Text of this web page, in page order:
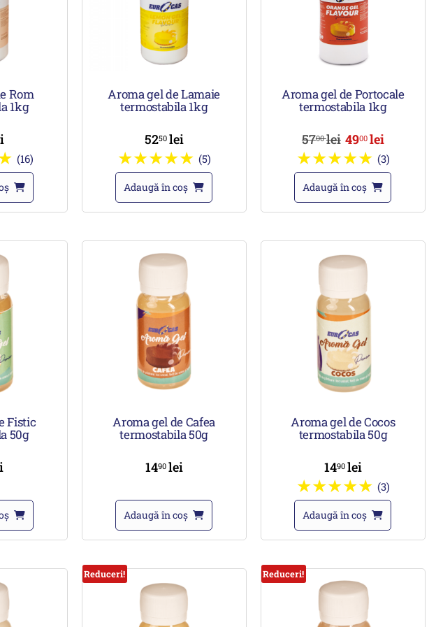
Rom
1kg
(16)
Aroma gel de Lamaie
termostabila 1kg
5250 lei
(5)
Adaugă în coș
Aroma gel de Portocale
termostabila 1kg
5700lei 4900 lei
(3)
Adaugă în coș
Fistic
50g
Aroma gel de Cafea
termostabila 50g
1490 lei
Adaugă în coș
Aroma gel de Cocos
termostabila 50g
1490 lei
(3)
Adaugă în coș
Reduceri! Reduceri!